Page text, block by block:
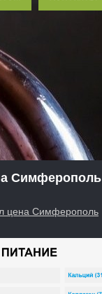
Симферополь
цена Симферополь